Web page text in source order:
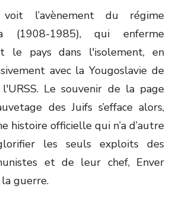
voit l’avènement du régime
(1908-1985), qui enferme
le pays dans l'isolement, en
avec la Yougoslavie de
Le souvenir de la page
des Juifs s’efface alors,
histoire officielle qui n’a d’autre
les seuls exploits des
et de leur chef, Enver
guerre.